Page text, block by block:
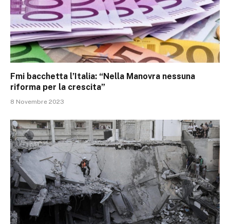
Fmi bacchetta l’Italia: “Nella Manovra nessuna
riforma per la crescita”
8 Novembre 2023